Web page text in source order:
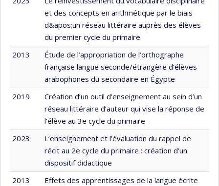
et des concepts en arithmétique par le biais
d&apos;un réseau littéraire auprès des élèves
du premier cycle du primaire
2013
Étude de l’appropriation de l’orthographe
française langue seconde/étrangère d’élèves
arabophones du secondaire en Égypte
2019
Création d’un outil d’enseignement au sein d’un
réseau littéraire d’auteur qui vise la réponse de
l’élève au 3e cycle du primaire
2023
L’enseignement et l’évaluation du rappel de
récit au 2e cycle du primaire : création d’un
dispositif didactique
2013
Effets des apprentissages de la langue écrite